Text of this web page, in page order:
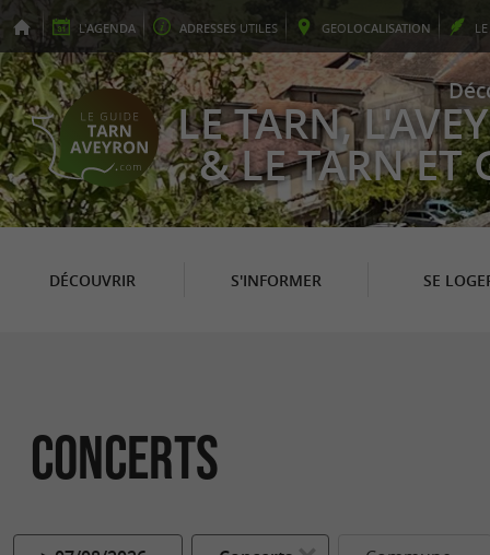
L'AGENDA ADRESSES UTILES GEOLOCALISATION LE
LE TARN,
& LE TARN ET
DÉCOUVRIR S'INFORMER SE
Concerts